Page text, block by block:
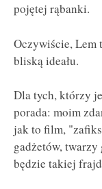
pojętej rąbanki.
Oczywiście, Lem
bliską ideału.
Dla tych, którzy
porada: moim
jak to film,
gadżetów,
będzie takiej